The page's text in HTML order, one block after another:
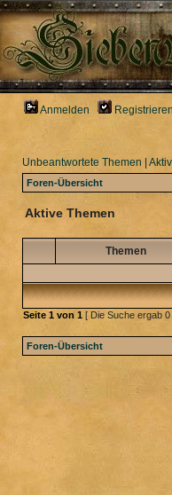
Anmelden Registrieren
Unbeantwortete Themen
Foren-Übersicht
Aktive Themen
Themen
Seite 1 von 1 [ Die Suche ergab
Foren-Übersicht